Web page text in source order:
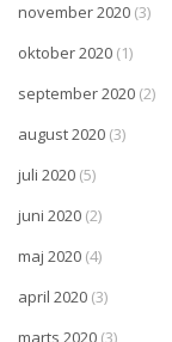
november 2020 (3)
oktober 2020 (1)
september 2020 (2)
august 2020 (3)
juli 2020 (5)
juni 2020 (2)
maj 2020 (4)
april 2020 (3)
marts 2020 (3)